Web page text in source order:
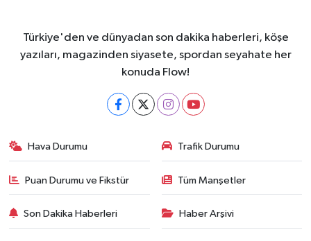
Türkiye'den ve dünyadan son dakika haberleri, köşe
yazıları, magazinden siyasete, spordan seyahate her
konuda Flow!
Hava Durumu Trafik Durumu
Puan Durumu ve Fikstür Tüm Manşetler
Son Dakika Haberleri Haber Arşivi